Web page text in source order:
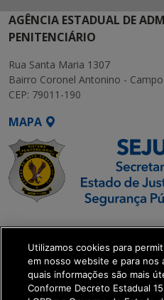
AGÊNCIA ESTADUAL DE
PENITENCIÁRIO
Rua Santa Maria 1307
Bairro Coronel Antonino -
CEP: 79011-190
MAPA
SETDIG | Secretaria-
Executiva de
Transformação Digital
get_footer();
Utilizamos cookies para
em nosso website e para nos
quais informações são mais
Conforme Decreto Estadual